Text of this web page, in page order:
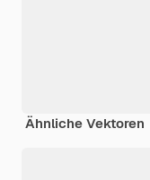
Ähnliche Vektoren